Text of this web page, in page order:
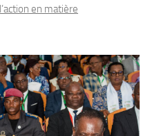
en matière